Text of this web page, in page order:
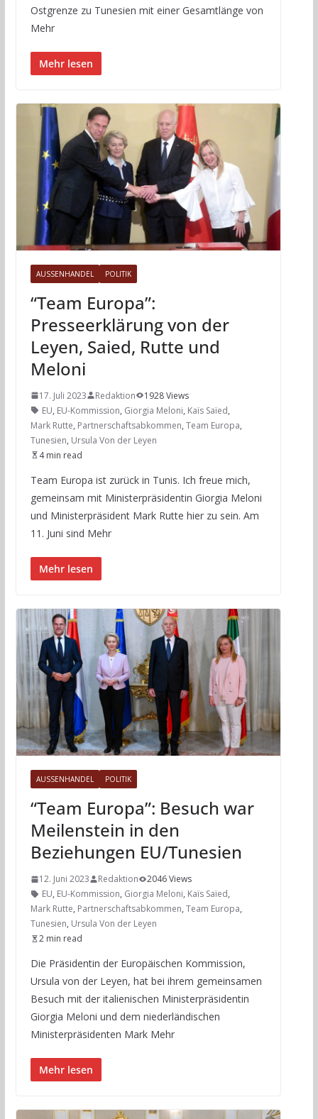
Ostgrenze zu Tunesien mit einer Gesamtlänge von
Mehr
Mehr lesen
AUSSENHANDEL POLITIK
“Team Europa”:
Presseerklärung von der
Leyen, Saied, Rutte und
Meloni
17. Juli 2023 Redaktion
1928 Views
EU, EU-Kommission, Giorgia Meloni, Kaïs Saïed,
Mark Rutte, Partnerschaftsabkommen, Team Europa,
Tunesien, Ursula Von der Leyen
4 min read
Team Europa ist zurück in Tunis. Ich freue mich,
gemeinsam mit Ministerpräsidentin Giorgia Meloni
und Ministerpräsident Mark Rutte hier zu sein. Am
11. Juni sind Mehr
Mehr lesen
AUSSENHANDEL POLITIK
“Team Europa”: Besuch war
Meilenstein in den
Beziehungen EU/Tunesien
12. Juni 2023 Redaktion
2046 Views
EU, EU-Kommission, Giorgia Meloni, Kaïs Saïed,
Mark Rutte, Partnerschaftsabkommen, Team Europa,
Tunesien, Ursula Von der Leyen
2 min read
Die Präsidentin der Europäischen Kommission,
Ursula von der Leyen, hat bei ihrem gemeinsamen
Besuch mit der italienischen Ministerpräsidentin
Giorgia Meloni und dem niederländischen
Ministerpräsidenten Mark Mehr
Mehr lesen